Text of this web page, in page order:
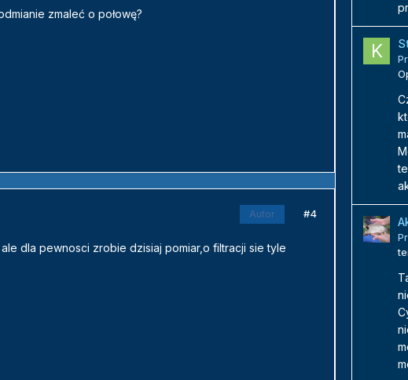
zmaleć o połowę?
Autor #4
dla pewnosci zrobie dzisiaj pomiar,o filtracji sie tyle